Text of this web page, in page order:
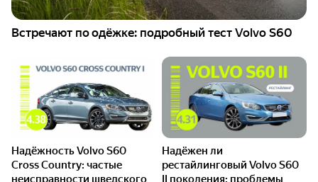
Встречают по одёжке: подробный тест Volvo S60
Надёжность Volvo S60
Cross Country: частые
неисправности шведского
Надёжен ли
рестайлинговый Volvo S60
II поколения: проблемы